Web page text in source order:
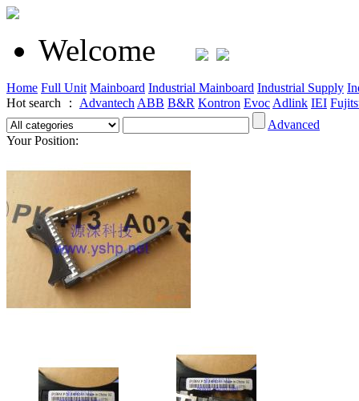
Welcome
Home Full Unit Mainboard Industrial Mainboard Industrial Supply
Hot search ： Advantech ABB B&R Kontron Evoc Adlink IEI
Advanced
Your Position: